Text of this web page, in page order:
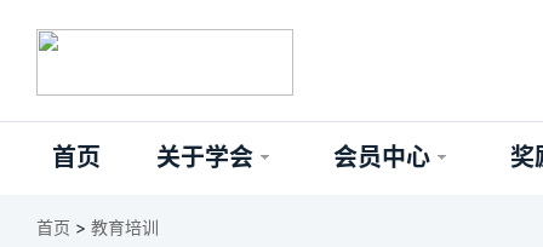
首页 关于学会 会员中心 奖
首页 > 教育培训